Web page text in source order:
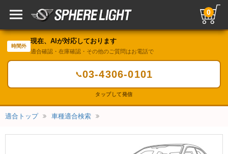
0
時間外
現在、AIが対応しております
適合確認・在庫確認・その他のご質問はお電話で
📞03-4306-0101
タップして発信
適合トップ 車種適合検索